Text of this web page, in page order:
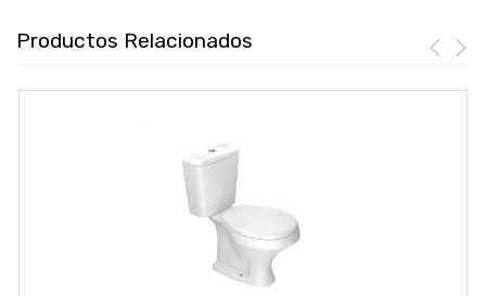
Productos Relacionados